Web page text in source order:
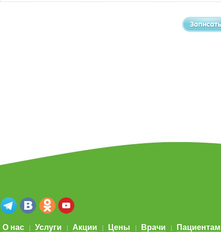
О нас Услуги Акции Цены Врачи Пациентам